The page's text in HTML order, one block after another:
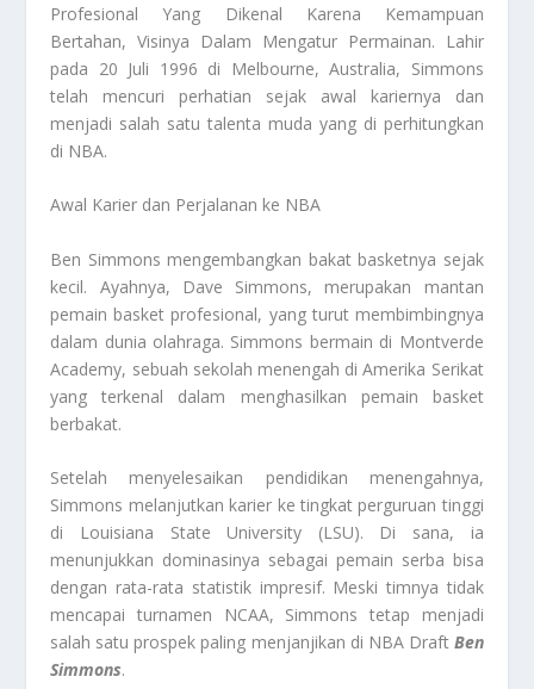
Profesional Yang Dikenal Karena Kemampuan
Bertahan, Visinya Dalam Mengatur Permainan. Lahir
pada 20 Juli 1996 di Melbourne, Australia, Simmons
telah mencuri perhatian sejak awal kariernya dan
menjadi salah satu talenta muda yang di perhitungkan
di NBA.
Awal Karier dan Perjalanan ke NBA
Ben Simmons mengembangkan bakat basketnya sejak
kecil. Ayahnya, Dave Simmons, merupakan mantan
pemain basket profesional, yang turut membimbingnya
dalam dunia olahraga. Simmons bermain di Montverde
Academy, sebuah sekolah menengah di Amerika Serikat
yang terkenal dalam menghasilkan pemain basket
berbakat.
Setelah menyelesaikan pendidikan menengahnya,
Simmons melanjutkan karier ke tingkat perguruan tinggi
di Louisiana State University (LSU). Di sana, ia
menunjukkan dominasinya sebagai pemain serba bisa
dengan rata-rata statistik impresif. Meski timnya tidak
mencapai turnamen NCAA, Simmons tetap menjadi
salah satu prospek paling menjanjikan di NBA DraftBen
Simmons.